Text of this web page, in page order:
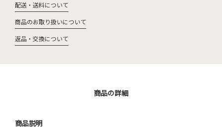
配送・送料について
商品のお取り扱いについて
返品・交換について
商品の詳細
商品説明